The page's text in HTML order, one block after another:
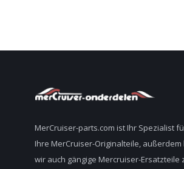
MerCruiser-parts.com ist Ihr Spezialist
Ihre MerCruiser-Originalteile, außerdem
wir auch gängige Mercruiser-Ersatzteile